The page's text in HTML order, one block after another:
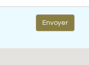
Envoyer